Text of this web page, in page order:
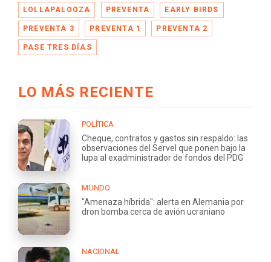
LOLLAPALOOZA PREVENTA EARLY BIRDS
PREVENTA 3 PREVENTA 1 PREVENTA 2
PASE TRES DÍAS
LO MÁS RECIENTE
POLÍTICA
Cheque, contratos y gastos sin respaldo: las
observaciones del Servel que ponen bajo la
lupa al exadministrador de fondos del PDG
MUNDO
"Amenaza híbrida": alerta en Alemania por
dron bomba cerca de avión ucraniano
NACIONAL